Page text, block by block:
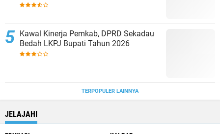
Kawal Kinerja Pemkab, DPRD Sekadau
Bedah LKPJ Bupati Tahun 2026
TERPOPULER LAINNYA
JELAJAHI